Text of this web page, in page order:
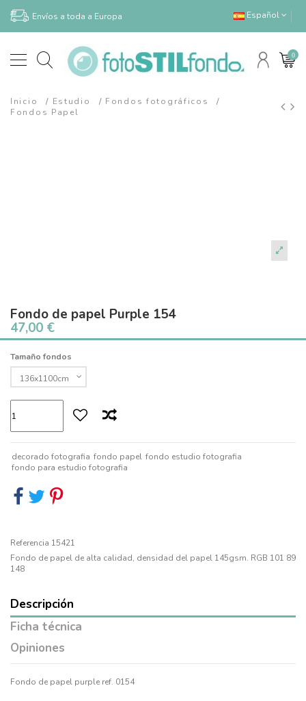
Envíos a toda a Europa Español
0
Inicio Estudio
Fondos fotográficos
Fondos Papel
Fondo de papel Purple 154
47,00 €
Tamaño fondos
decorado fotografia fondo papel fondo estudio fotografia
fondo para estudio fotografia
Referencia 15421
Fondo de papel de alta calidad, densidad del papel 145gsm. RGB 101 89
148
Descripción
Ficha técnica
Opiniones
Fondo de papel purple ref. 0154
Online from 09:00 - 13:30 15:00